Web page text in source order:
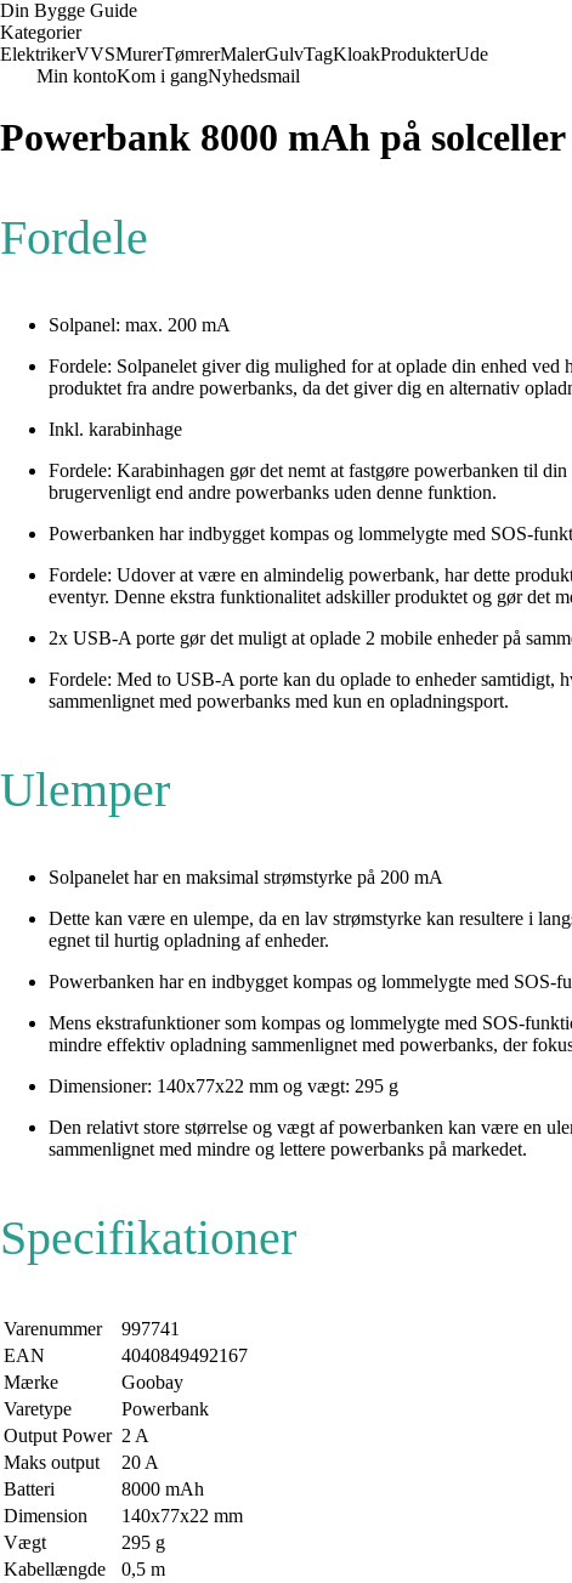
Din Bygge Guide
Kategorier
ElektrikerVVSMurerTømrerMalerGulvTagKloakProdukterUde
Min kontoKom i gangNyhedsmail
Powerbank 8000 mAh på solceller
Fordele
Solpanel: max. 200 mA
Fordele: Solpanelet giver dig mulighed for at oplade din enhed
produktet fra andre powerbanks, da det giver dig en alternativ
Inkl. karabinhage
Fordele: Karabinhagen gør det nemt at fastgøre powerbanken til
brugervenligt end andre powerbanks uden denne funktion.
Powerbanken har indbygget kompas og lommelygte med SOS-
Fordele: Udover at være en almindelig powerbank, har dette
eventyr. Denne ekstra funktionalitet adskiller produktet og gør det
2x USB-A porte gør det muligt at oplade 2 mobile enheder på
Fordele: Med to USB-A porte kan du oplade to enheder samtidigt,
sammenlignet med powerbanks med kun en opladningsport.
Ulemper
Solpanelet har en maksimal strømstyrke på 200 mA
Dette kan være en ulempe, da en lav strømstyrke kan resultere i
egnet til hurtig opladning af enheder.
Powerbanken har en indbygget kompas og lommelygte med SOS-
Mens ekstrafunktioner som kompas og lommelygte med SOS-
mindre effektiv opladning sammenlignet med powerbanks, der
Dimensioner: 140x77x22 mm og vægt: 295 g
Den relativt store størrelse og vægt af powerbanken kan være en
sammenlignet med mindre og lettere powerbanks på markedet.
Specifikationer
Varenummer
997741
EAN
4040849492167
Mærke
Goobay
Varetype
Powerbank
Output Power 2 A
Maks output
20 A
Batteri
8000 mAh
Dimension
140x77x22 mm
Vægt
295 g
Kabellængde
0,5 m